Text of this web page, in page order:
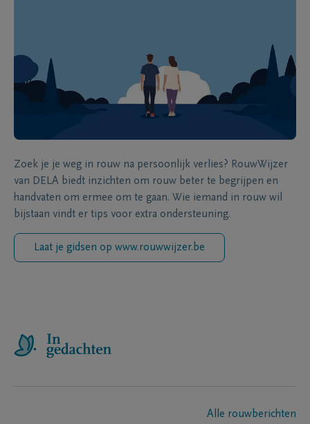
Zoek je je weg in rouw na persoonlijk verlies? RouwWijzer
van DELA biedt inzichten om rouw beter te begrijpen en
handvaten om ermee om te gaan. Wie iemand in rouw wil
bijstaan vindt er tips voor extra ondersteuning.
Laat je gidsen op www.rouwwijzer.be
Alle rouwberichten